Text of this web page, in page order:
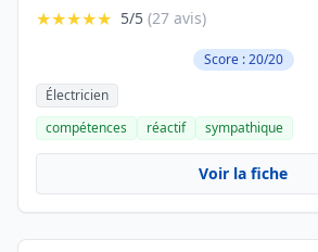
★★★★★ 5/5 (27 avis)
Score : 20/20
Électricien
compétences
réactif sympathique
Voir la fiche